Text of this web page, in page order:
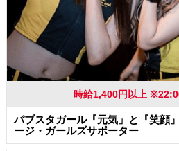
時給1,400円以上
パブスタガール『元気」と『笑顔
ージ・ガールズサポーター